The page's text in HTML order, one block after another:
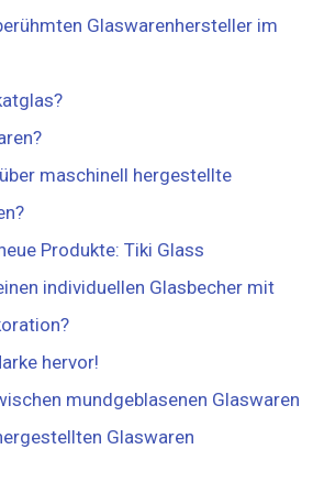
Glaswarenhersteller im
maschinell hergestellte
Produkte: Tiki Glass
individuellen Glasbecher mit
hervor!
mundgeblasenen Glaswaren
Glaswaren